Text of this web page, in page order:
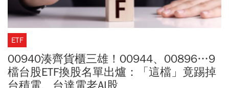
ETF
00940湊齊貨櫃三雄！00944、00896…9
檔台股ETF換股名單出爐：「這檔」竟踢掉